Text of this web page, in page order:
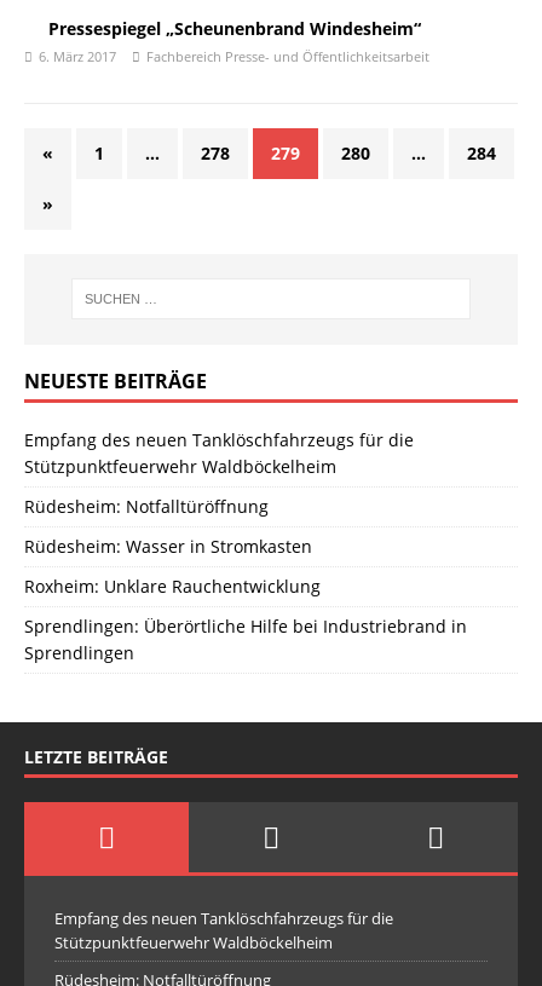
Pressespiegel „Scheunenbrand Windesheim“
6. März 2017 Fachbereich Presse- und Öffentlichkeitsarbeit
« 1 … 278 279 280 … 284
»
NEUESTE BEITRÄGE
Empfang des neuen Tanklöschfahrzeugs für die
Stützpunktfeuerwehr Waldböckelheim
Rüdesheim: Notfalltüröffnung
Rüdesheim: Wasser in Stromkasten
Roxheim: Unklare Rauchentwicklung
Sprendlingen: Überörtliche Hilfe bei Industriebrand in
Sprendlingen
LETZTE BEITRÄGE
Empfang des neuen Tanklöschfahrzeugs für die
Stützpunktfeuerwehr Waldböckelheim
Rüdesheim: Notfalltüröffnung